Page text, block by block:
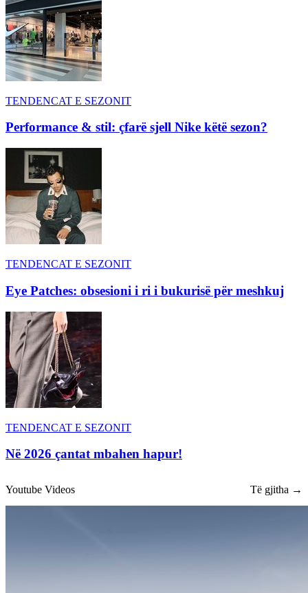
TENDENCAT E SEZONIT
Performance & stil: çfarë sjell Nike këtë sezon?
TENDENCAT E SEZONIT
Eye Patches: obsesioni i ri i bukurisë për meshkuj
TENDENCAT E SEZONIT
Në 2026 çantat mbahen hapur!
Youtube Videos Të gjitha →